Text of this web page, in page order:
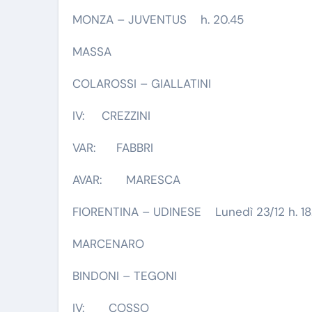
MONZA – JUVENTUS h. 20.45
MASSA
COLAROSSI – GIALLATINI
IV: CREZZINI
VAR: FABBRI
AVAR: MARESCA
FIORENTINA – UDINESE Lunedì 23/12 h.
MARCENARO
BINDONI – TEGONI
IV: COSSO